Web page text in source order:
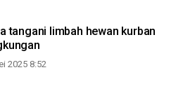
tangani limbah hewan kurban
2025 8:52